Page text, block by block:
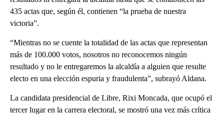
435 actas que, según él, contienen “la prueba de nuestra
victoria”.
“Mientras no se cuente la totalidad de las actas que representan
más de 100.000 votos, nosotros no reconocemos ningún
resultado y no le entregaremos la alcaldía a alguien que resulte
electo en una elección espuria y fraudulenta”, subrayó Aldana.
La candidata presidencial de Libre, Rixi Moncada, que ocupó el
tercer lugar en la carrera electoral, se mostró una vez más crítica